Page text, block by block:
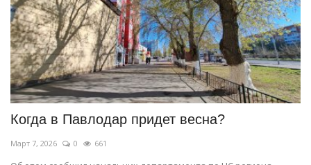
Когда в Павлодар придет весна?
Март 7, 2026 0 661